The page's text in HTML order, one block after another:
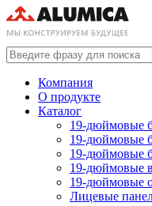
Компания
О продукте
Каталог
19-дюймовые
19-дюймовые
19-дюймовые
19-дюймовые
19-дюймовые
Лицевые